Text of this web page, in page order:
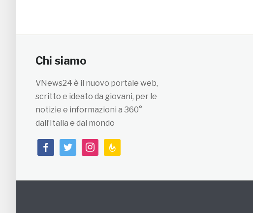
Chi siamo
VNews24 è il nuovo portale web,
scritto e ideato da giovani, per le
notizie e informazioni a 360°
dall’Italia e dal mondo
facebooktwitterinstagramfeedburner